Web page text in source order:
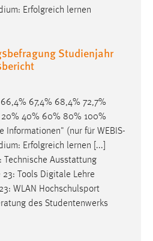
Erfolgreich lernen
Studienjahr
67,4% 68,4% 72,7%
40% 60% 80% 100%
Informationen" (nur für WEBIS-
Erfolgreich lernen [...]
Technische Ausstattung
23: Tools Digitale Lehre
WLAN Hochschulsport
des Studentenwerks